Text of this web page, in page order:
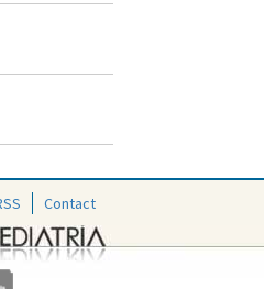
Contact